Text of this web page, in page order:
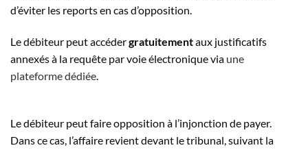
d’éviter les reports en cas d’opposition.
Le débiteur peut accédergratuitementaux justificatifs
annexés à la requête par voie électronique via une
plateforme dédiée
Le débiteur peut faire opposition à l’injonction de payer.
Dans ce cas, l’affaire revient devant le tribunal, suivant la